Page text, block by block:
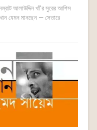
আলাউদ্দিন খাঁ’র সুরের আশিস
যেমন মানছেন — সেতারে